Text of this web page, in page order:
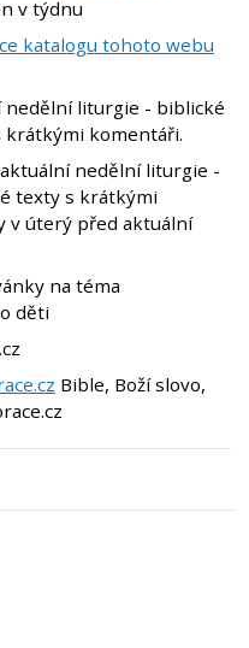
v týdnu
katalogu tohoto webu
nedělní liturgie - biblické
krátkými komentáři.
aktuální nedělní liturgie -
texty s krátkými
v úterý před aktuální
na téma
děti
Bible, Boží slovo,